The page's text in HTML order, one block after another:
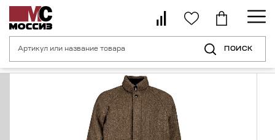
ПОИСК
Главная страница Средства индивидуальной защиты для